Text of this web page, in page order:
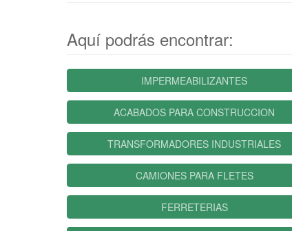
Aquí podrás encontrar:
IMPERMEABILIZANTES
ACABADOS PARA CONSTRUCCION
TRANSFORMADORES INDUSTRIALES
CAMIONES PARA FLETES
FERRETERIAS